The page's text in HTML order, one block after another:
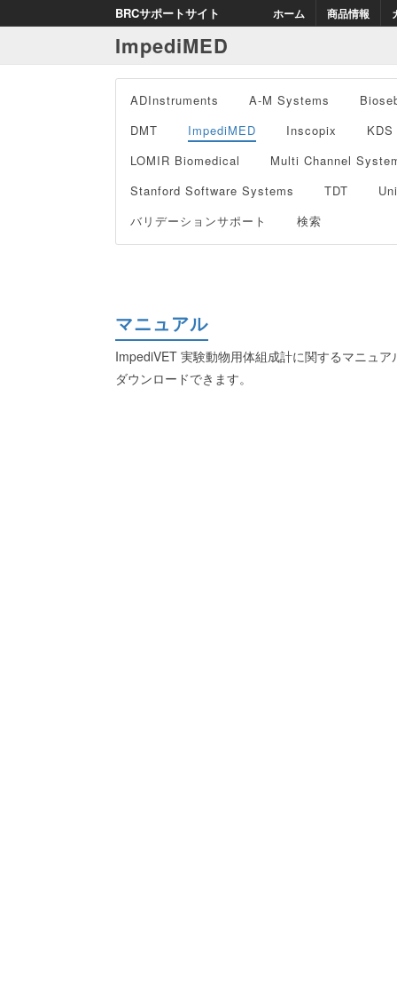
BRCサポートサイト ホーム 商品情報
ImpediMED
ADInstruments A-M Systems
DMT
ImpediMED Inscopix
KDS
LOMIR Biomedical
Multi Channel
Stanford Software Systems
TDT
バリデーションサポート
検索
マニュアル
ImpediVET 実験動物用体組成計に関するマニュア
ダウンロードできます。